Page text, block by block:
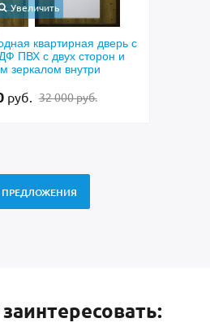
Увеличить
дверь с порошковым
цвета и МДФ
зеркалом
руб. 28 500 руб.
ПРЕДЛОЖЕНИЯ